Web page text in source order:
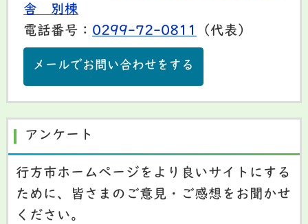
舎 別棟
電話番号： 0299-72-0811 （代表）
メールでお問い合わせをする
アンケート
行方市ホームページをより良いサイトにする
ために、皆さまのご意見・ご感想をお聞かせ
ください。